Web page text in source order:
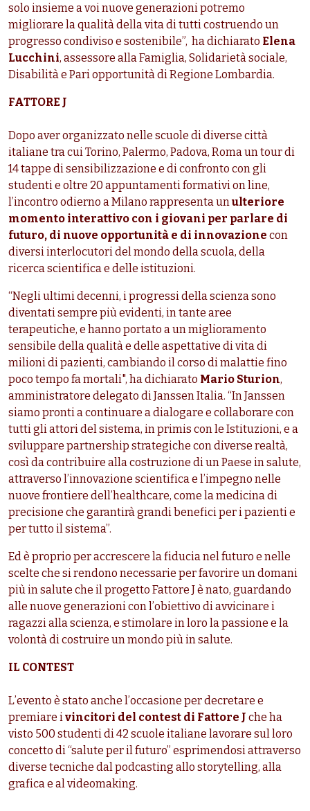
solo insieme a voi nuove generazioni potremo
migliorare la qualità della vita di tutti costruendo un
progresso condiviso e sostenibile”, ha dichiarato Elena
Lucchini, assessore alla Famiglia, Solidarietà sociale,
Disabilità e Pari opportunità di Regione Lombardia.
FATTORE J
Dopo aver organizzato nelle scuole di diverse città
italiane tra cui Torino, Palermo, Padova, Roma un tour di
14 tappe di sensibilizzazione e di confronto con gli
studenti e oltre 20 appuntamenti formativi on line,
l’incontro odierno a Milano rappresenta un ulteriore
momento interattivo con i giovani per parlare di
futuro, di nuove opportunità e di innovazione con
diversi interlocutori del mondo della scuola, della
ricerca scientifica e delle istituzioni.
“Negli ultimi decenni, i progressi della scienza sono
diventati sempre più evidenti, in tante aree
terapeutiche, e hanno portato a un miglioramento
sensibile della qualità e delle aspettative di vita di
milioni di pazienti, cambiando il corso di malattie fino
poco tempo fa mortali", ha dichiarato Mario Sturion,
amministratore delegato di Janssen Italia. “In Janssen
siamo pronti a continuare a dialogare e collaborare con
tutti gli attori del sistema, in primis con le Istituzioni, e a
sviluppare partnership strategiche con diverse realtà,
così da contribuire alla costruzione di un Paese in salute,
attraverso l’innovazione scientifica e l’impegno nelle
nuove frontiere dell’healthcare, come la medicina di
precisione che garantirà grandi benefici per i pazienti e
per tutto il sistema”.
Ed è proprio per accrescere la fiducia nel futuro e nelle
scelte che si rendono necessarie per favorire un domani
più in salute che il progetto Fattore J è nato, guardando
alle nuove generazioni con l’obiettivo di avvicinare i
ragazzi alla scienza, e stimolare in loro la passione e la
volontà di costruire un mondo più in salute.
IL CONTEST
L’evento è stato anche l’occasione per decretare e
premiare i vincitori del contest di Fattore J che ha
visto 500 studenti di 42 scuole italiane lavorare sul loro
concetto di “salute per il futuro” esprimendosi attraverso
diverse tecniche dal podcasting allo storytelling, alla
grafica e al videomaking.